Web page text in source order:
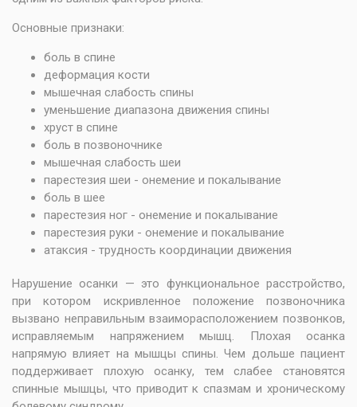
Основные признаки:
боль в спине
деформация кости
мышечная слабость спины
уменьшение диапазона движения спины
хруст в спине
боль в позвоночнике
мышечная слабость шеи
парестезия шеи - онемение и покалывание
боль в шее
парестезия ног - онемение и покалывание
парестезия руки - онемение и покалывание
атаксия - трудность координации движения
Нарушение осанки — это функциональное расстройство,
при котором искривленное положение позвоночника
вызвано неправильным взаиморасположением позвонков,
исправляемым напряжением мышц. Плохая осанка
напрямую влияет на мышцы спины. Чем дольше пациент
поддерживает плохую осанку, тем слабее становятся
спинные мышцы, что приводит к спазмам и хроническому